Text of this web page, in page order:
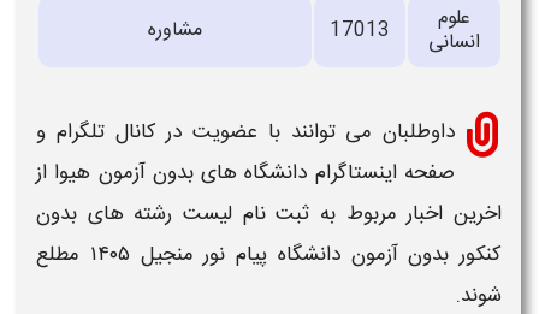
علوم
انسانی 17013 مشاوره
داوطلبان می توانند با عضویت در کانال تلگرام و
صفحه اینستاگرام دانشگاه های بدون آزمون هیوا از
اخرین اخبار مربوط به ثبت نام لیست رشته های بدون
کنکور بدون آزمون دانشگاه پیام نور منجیل ۱۴۰۵ مطلع
شوند.